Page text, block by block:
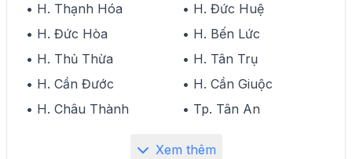
• H. Thạnh Hóa
• H. Đức Huệ
• H. Đức Hòa
• H. Bến Lức
• H. Thủ Thừa
• H. Tân Trụ
• H. Cần Đước
• H. Cần Giuộc
• H. Châu Thành
• Tp. Tân An
Xem thêm